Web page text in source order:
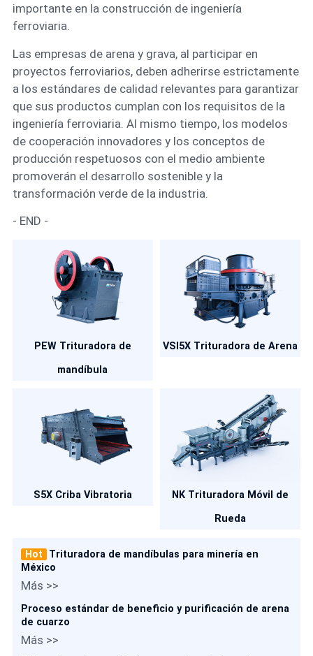
importante en la construcción de ingeniería
ferroviaria.
Las empresas de arena y grava, al participar en
proyectos ferroviarios, deben adherirse estrictamente
a los estándares de calidad relevantes para garantizar
que sus productos cumplan con los requisitos de la
ingeniería ferroviaria. Al mismo tiempo, los modelos
de cooperación innovadores y los conceptos de
producción respetuosos con el medio ambiente
promoverán el desarrollo sostenible y la
transformación verde de la industria.
- END -
PEW Trituradora de
mandíbula
VSI5X Trituradora de Arena
S5X Criba Vibratoria
NK Trituradora Móvil de
Rueda
Hot
Trituradora de mandíbulas para minería en
México
Más >>
Proceso estándar de beneficio y purificación de arena
de cuarzo
Más >>